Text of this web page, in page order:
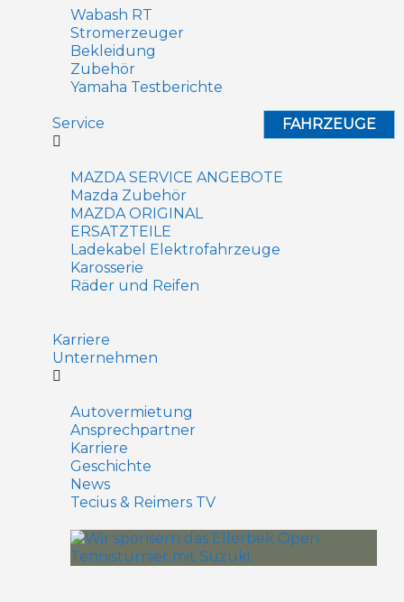
Wabash RT
Stromerzeuger
Bekleidung
Zubehör
Yamaha Testberichte
FAHRZEUGE
Service
MAZDA SERVICE ANGEBOTE
Mazda Zubehör
MAZDA ORIGINAL
ERSATZTEILE
Ladekabel Elektrofahrzeuge
Karosserie
Räder und Reifen
Karriere
Unternehmen
Autovermietung
Ansprechpartner
Karriere
Geschichte
News
Tecius & Reimers TV